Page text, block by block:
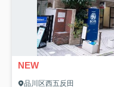
NEW
品川区西五反田